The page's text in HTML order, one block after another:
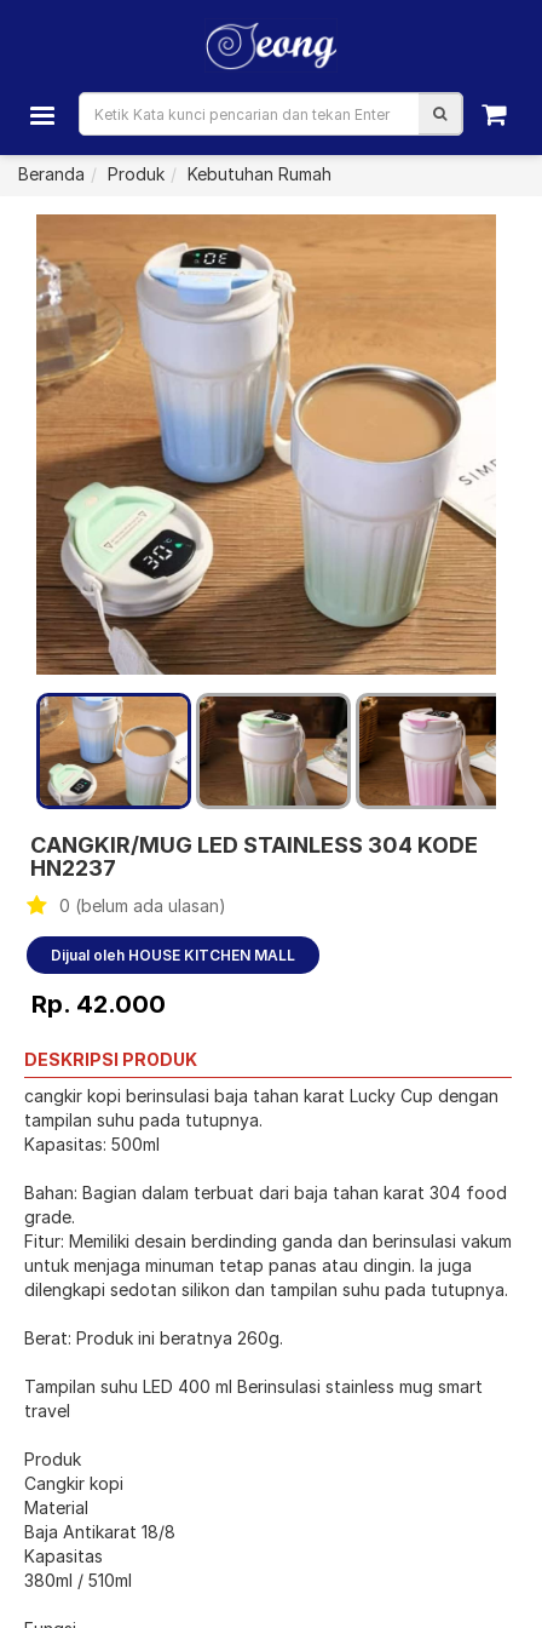
Beranda Produk Kebutuhan Rumah
CANGKIR/MUG LED STAINLESS 304 KODE
HN2237
0 (belum ada ulasan)
Dijual oleh HOUSE KITCHEN MALL
Rp. 42.000
DESKRIPSI PRODUK
cangkir kopi berinsulasi baja tahan karat Lucky Cup dengan
tampilan suhu pada tutupnya.
Kapasitas: 500ml
Bahan: Bagian dalam terbuat dari baja tahan karat 304 food
grade.
Fitur: Memiliki desain berdinding ganda dan berinsulasi vakum
untuk menjaga minuman tetap panas atau dingin. Ia juga
dilengkapi sedotan silikon dan tampilan suhu pada tutupnya.
Berat: Produk ini beratnya 260g.
Tampilan suhu LED 400 ml Berinsulasi stainless mug smart
travel
Produk
Cangkir kopi
Material
Baja Antikarat 18/8
Kapasitas
380ml / 510ml